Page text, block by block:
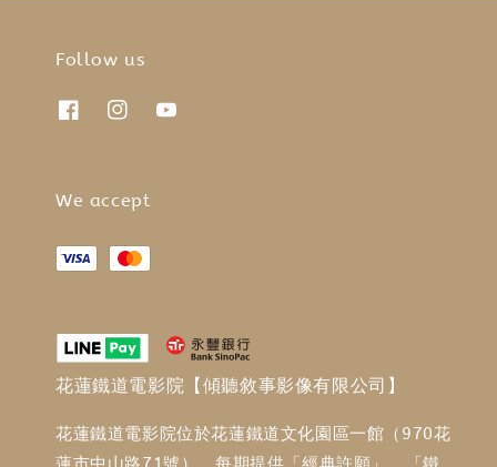
Follow us
We accept
花蓮鐵道電影院【傾聽敘事影像有限公司】
花蓮鐵道電影院位於花蓮鐵道文化園區一館（970花